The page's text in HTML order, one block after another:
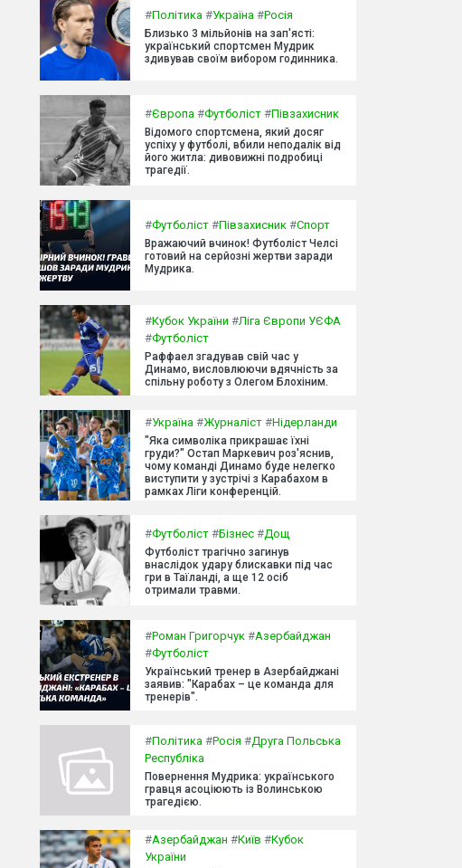
#Політика #Україна #Росія
Близько 3 мільйонів на зап'ясті:
український спортсмен Мудрик
здивував своїм вибором годинника.
#Європа #Футболіст #Півзахисник
Відомого спортсмена, який досяг
успіху у футболі, вбили неподалік від
його житла: дивовижні подробиці
трагедії.
#Футболіст #Півзахисник #Спорт
Вражаючий вчинок! Футболіст Челсі
готовий на серйозні жертви заради
Мудрика.
#Кубок України #Ліга Європи УЄФА
#Футболіст
Раффаел згадував свій час у
Динамо, висловлюючи вдячність за
спільну роботу з Олегом Блохіним.
#Україна #Журналіст #Нідерланди
"Яка символіка прикрашає їхні
груди?" Остап Маркевич роз'яснив,
чому команді Динамо буде нелегко
виступити у зустрічі з Карабахом в
рамках Ліги конференцій.
#Футболіст #Бізнес #Дощ
Футболіст трагічно загинув
внаслідок удару блискавки під час
гри в Таїланді, а ще 12 осіб
отримали травми.
#Роман Григорчук #Азербайджан
#Футболіст
Український тренер в Азербайджані
заявив: "Карабах – це команда для
тренерів".
#Політика #Росія #Друга Польська
Республіка
Повернення Мудрика: українського
гравця асоціюють із Волинською
трагедією.
#Азербайджан #Київ #Кубок
України